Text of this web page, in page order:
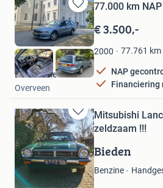
Bewaren
in
Mijn
Favorieten
77.000 km
€ 3.500,-
2000 77.761 km
NAP
Financiering
De Automediair
Overveen
Bewaren
in
Mijn
Favorieten
Mitsubishi
zeldzaam !!!
Bieden
Benzine
Ron
Terwolde